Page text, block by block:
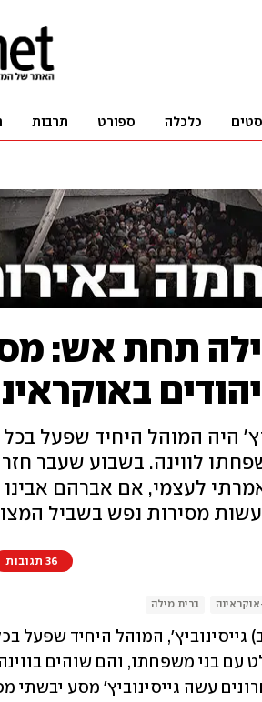
כלכלה ספורט תרבות
היה המוהל היחיד שפעל
לווינה. בשבוע שעבר
לעצמי, אם אברהם
מסירות נפש בשביל
36 תגובות
ברית מילה
גייסינוביץ', המוהל היחיד שפעל